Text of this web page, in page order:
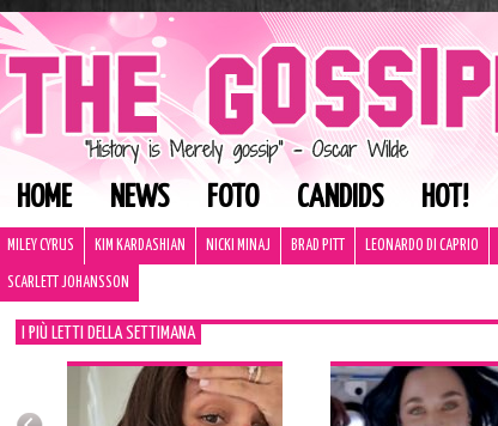
HOME NEWS FOTO CANDIDS HOT!
MILEY CYRUS KIM KARDASHIAN NICKI MINAJ BRAD PITT LEONARDO DI CAPRIO
SCARLETT JOHANSSON
I PIÙ LETTI DELLA SETTIMANA